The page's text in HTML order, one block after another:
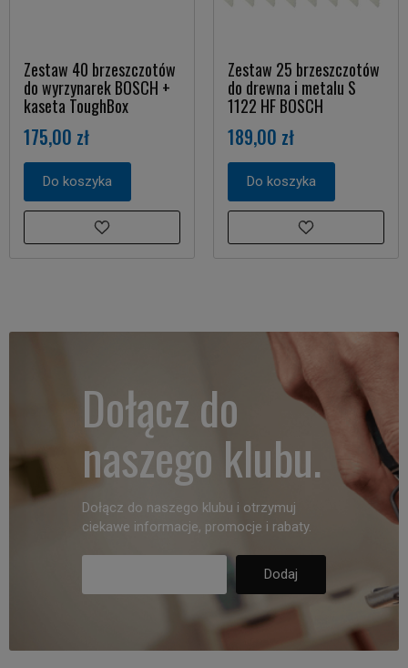
Zestaw 40 brzeszczotów
do wyrzynarek BOSCH +
kaseta ToughBox
175,00 zł
Do koszyka
Zestaw 25 brzeszczotów
do drewna i metalu S
1122 HF BOSCH
189,00 zł
Do koszyka
Dołącz do
naszego klubu.
Dołącz do naszego klubu i otrzymuj
ciekawe informacje, promocje i rabaty.